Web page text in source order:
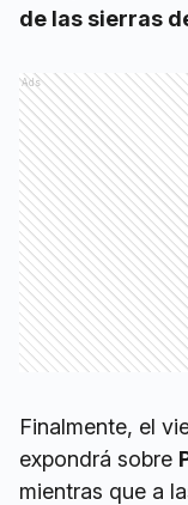
de las sierras
Ads
Finalmente, el
expondrá sobre
mientras que a